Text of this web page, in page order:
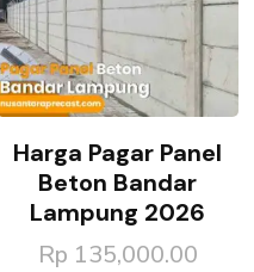
Harga Pagar Panel
Beton Bandar
Lampung 2026
Rp 135,000.00